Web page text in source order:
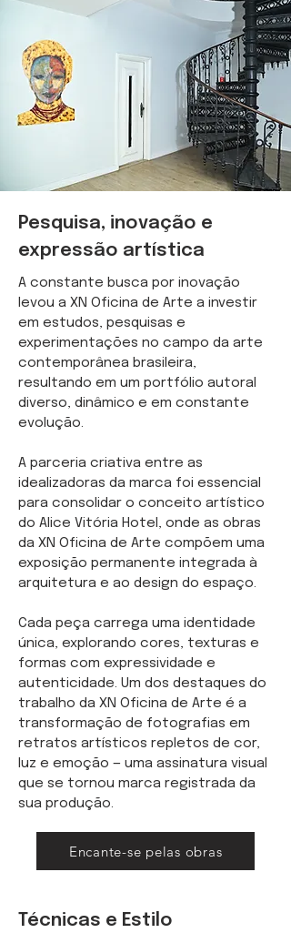
Pesquisa, inovação e
expressão artística
A constante busca por inovação
levou a XN Oficina de Arte a investir
em estudos, pesquisas e
experimentações no campo da arte
contemporânea brasileira,
resultando em um portfólio autoral
diverso, dinâmico e em constante
evolução.
A parceria criativa entre as
idealizadoras da marca foi essencial
para consolidar o conceito artístico
do Alice Vitória Hotel, onde as obras
da XN Oficina de Arte compõem uma
exposição permanente integrada à
arquitetura e ao design do espaço.
Cada peça carrega uma identidade
única, explorando cores, texturas e
formas com expressividade e
autenticidade. Um dos destaques do
trabalho da XN Oficina de Arte é a
transformação de fotografias em
retratos artísticos repletos de cor,
luz e emoção — uma assinatura visual
que se tornou marca registrada da
sua produção.
Encante-se pelas obras
Técnicas e Estilo